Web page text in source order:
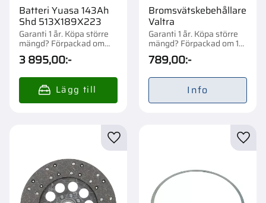
Batteri Yuasa 143Ah
Shd 513X189X223
Garanti 1 år. Köpa större
mängd? Förpackad om
1/21 st.
3 895,00:-
Bromsvätskebehållare
Valtra
Garanti 1 år. Köpa större
mängd? Förpackad om 1
st.
789,00:-
Info
Lägg till i favoriter